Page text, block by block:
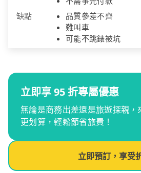
缺點
品質參差不齊
難叫車
可能不跳錶被坑
立即享 95 折專屬優惠
無論是商務出差還是旅遊探親
更划算，輕鬆節省旅費！
立即預訂，享受